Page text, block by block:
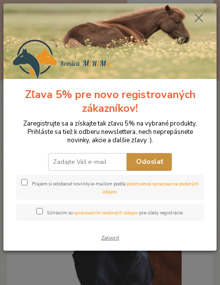
Menu
0ks
za0 €
Kozmetika pre kone Ochrana proti hmyzu
Absorbine
Ultrashield EX maska proti hmyzu s ušami a s odnímateľným nosom HORSE
Absorbine Ultrashield EX maska
proti hmyzu s ušami a s
odnímateľným nosom HORSE
Zľava 5% pre novo registrovaných
zákazníkov!
Zaregistrujte sa a získajte tak zľavu 5% na vybrané produkty.
Prihláste sa tiež k odberu newslettera, nech neprepásnete
novinky, akcie a ďalšie zľavy :).
Odoslať
Prajem si odoberať novinky e-mailom podľa podmienok spracovania osobných
údajov.
Súhlasím sospracovaním osobných údajov pre účely registrácie.
Zatvoriť